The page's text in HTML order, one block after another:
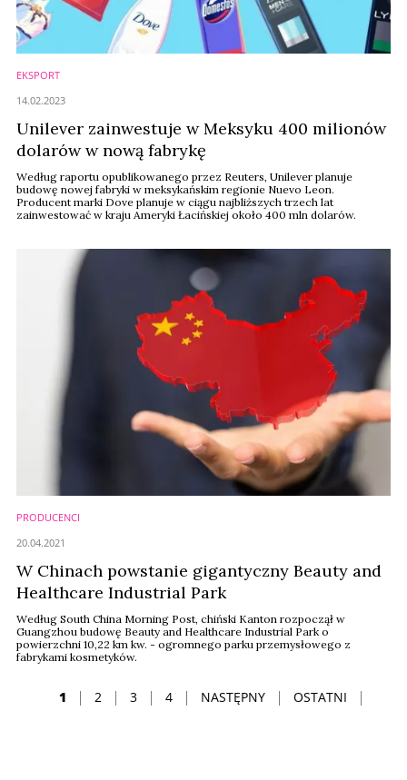
EKSPORT
Unilever zainwestuje w Meksyku 400 milionów
dolarów w nową fabrykę
Według raportu opublikowanego przez Reuters, Unilever planuje
budowę nowej fabryki w meksykańskim regionie Nuevo Leon.
Producent marki Dove planuje w ciągu najbliższych trzech lat
zainwestować w kraju Ameryki Łacińskiej około 400 mln dolarów.
14.02.2023
PRODUCENCI
W Chinach powstanie gigantyczny Beauty and
Healthcare Industrial Park
Według South China Morning Post, chiński Kanton rozpoczął w
Guangzhou budowę Beauty and Healthcare Industrial Park o
powierzchni 10,22 km kw. - ogromnego parku przemysłowego z
fabrykami kosmetyków.
20.04.2021
1 2 3 4 NASTĘPNY OSTATNI